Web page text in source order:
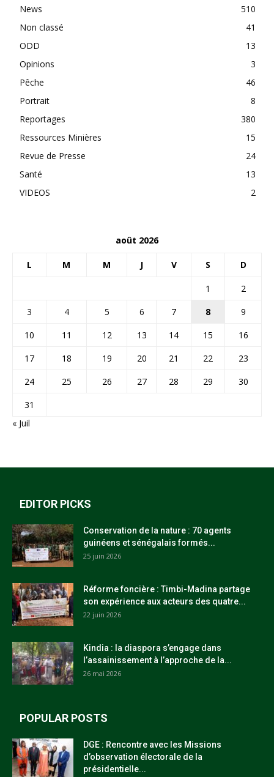
News
510
Non classé
41
ODD
13
Opinions
3
Pêche
46
Portrait
8
Reportages
380
Ressources Minières
15
Revue de Presse
24
Santé
13
VIDEOS
2
août 2026
L M M J V S D
1
2
3
4 5 6 7 8
9
10
11 12 13 14 15
16
17
18 19 20 21 22
23
24
25 26 27 28 29
30
31
« Juil
EDITOR PICKS
Conservation de la nature : 70 agents
guinéens et sénégalais formés...
25 juin 2026
Réforme foncière : Timbi-Madina partage
son expérience aux acteurs des quatre...
22 juin 2026
Kindia : la diaspora s’engage dans
l’assainissement à l’approche de la...
26 mai 2026
POPULAR POSTS
DGE : Rencontre avec les Missions
d’observation électorale de la
présidentielle...